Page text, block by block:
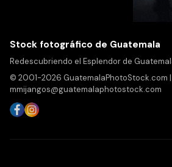
Stock fotográfico de Guatemala
Redescubriendo el Esplendor de
© 2001-2026 GuatemalaPhotoStock.com
mmijangos@guatemalaphotostock.com